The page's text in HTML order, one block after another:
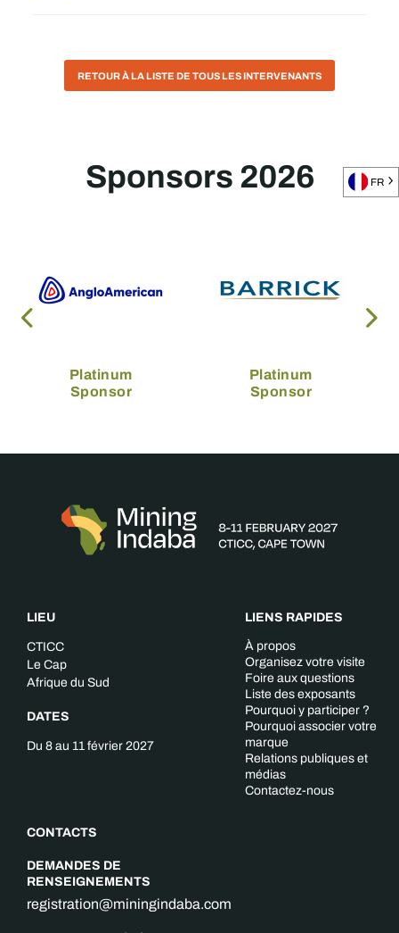
RETOUR À LA LISTE DE TOUS LES INTERVENANTS
Sponsors 2026
Platinum
Sponsor
Platinum
Sponsor
LIEU
CTICC
Le Cap
Afrique du Sud
DATES
Du 8 au 11 février 2027
CONTACTS
DEMANDES DE
RENSEIGNEMENTS
registration@miningindaba.com
LIENS RAPIDES
À propos
Organisez votre visite
Foire aux questions
Liste des exposants
Pourquoi y participer ?
Pourquoi associer votre
marque
Relations publiques et
médias
Contactez-nous
FR